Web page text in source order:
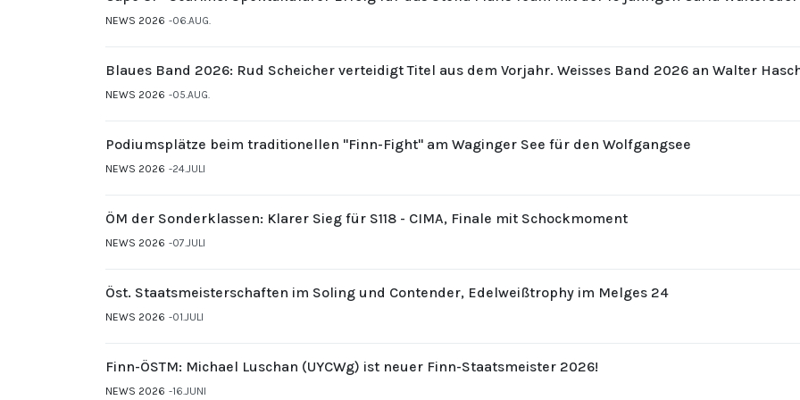
NEWS 2026 06.AUG.
Blaues Band 2026: Rud Scheicher verteidigt Titel aus dem Vorjahr. Weisses Band 2026 an Walter
NEWS 2026 05.AUG.
Podiumsplätze beim traditionellen "Finn-Fight" am Waginger See für den Wolfgangsee
NEWS 2026 24.JULI
ÖM der Sonderklassen: Klarer Sieg für S118 - CIMA, Finale mit Schockmoment
NEWS 2026 07.JULI
Öst. Staatsmeisterschaften im Soling und Contender, Edelweißtrophy im Melges 24
NEWS 2026 01.JULI
Finn-ÖSTM: Michael Luschan (UYCWg) ist neuer Finn-Staatsmeister 2026!
NEWS 2026 16.JUNI